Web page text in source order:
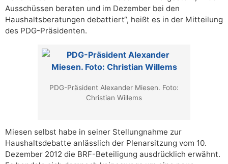
Ausschüssen beraten und im Dezember bei den
Haushaltsberatungen debattiert“, heißt es in der Mitteilung
des PDG-Präsidenten.
PDG-Präsident Alexander Miesen. Foto:
Christian Willems
Miesen selbst habe in seiner Stellungnahme zur
Haushaltsdebatte anlässlich der Plenarsitzung vom 10.
Dezember 2012 die BRF-Beteiligung ausdrücklich erwähnt.